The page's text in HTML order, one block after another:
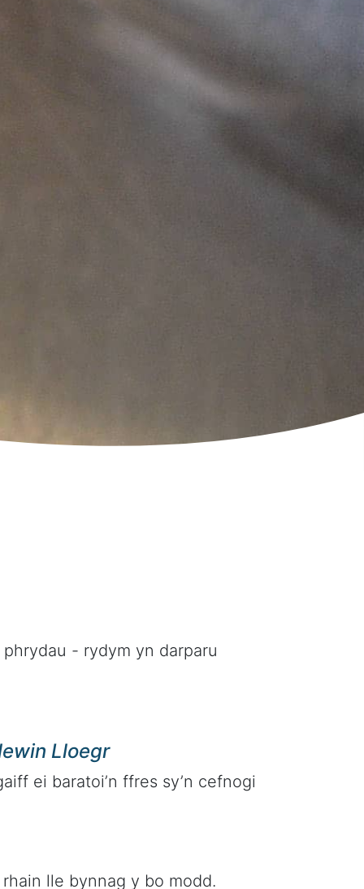
- rydym yn darparu
Lloegr
ei baratoi’n ffres sy’n cefnogi
lle bynnag y bo modd.